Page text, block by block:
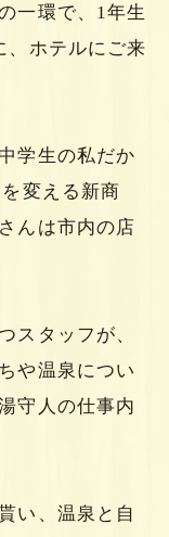
一環で、1年生
、ホテルにご来
学生の私だか
変える新商
んは市内の店
スタッフが、
や温泉につい
守人の仕事内
い、温泉と自